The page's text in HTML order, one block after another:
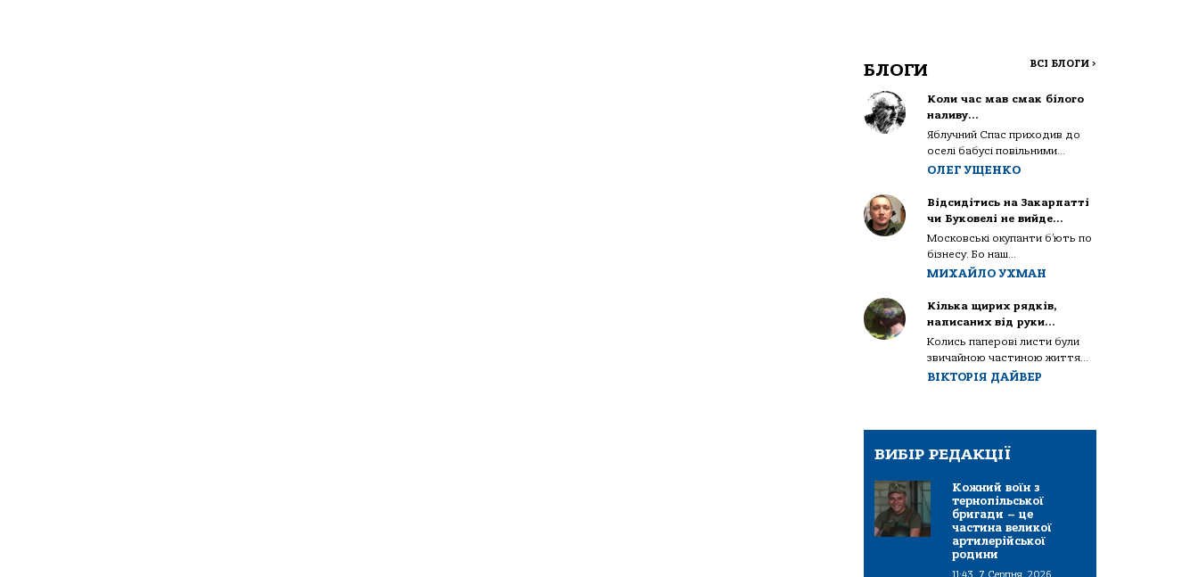
БЛОГИ ВСІ БЛОГИ >
Коли час мав смак білого
наливу…
Яблучний Спас приходив до
оселі бабусі повільними...
ОЛЕГ УЩЕНКО
Відсидітись на Закарпатті
чи Буковелі не вийде…
Московські окупанти б’ють по
бізнесу. Бо наш...
МИХАЙЛО УХМАН
Кілька щирих рядків,
написаних від руки…
Колись паперові листи були
звичайною частиною життя...
ВІКТОРІЯ ДАЙВЕР
ВИБІР РЕДАКЦІЇ
Кожний воїн з
тернопільської
бригади – це
частина великої
артилерійської
родини
11:43, 7 Серпня, 2026